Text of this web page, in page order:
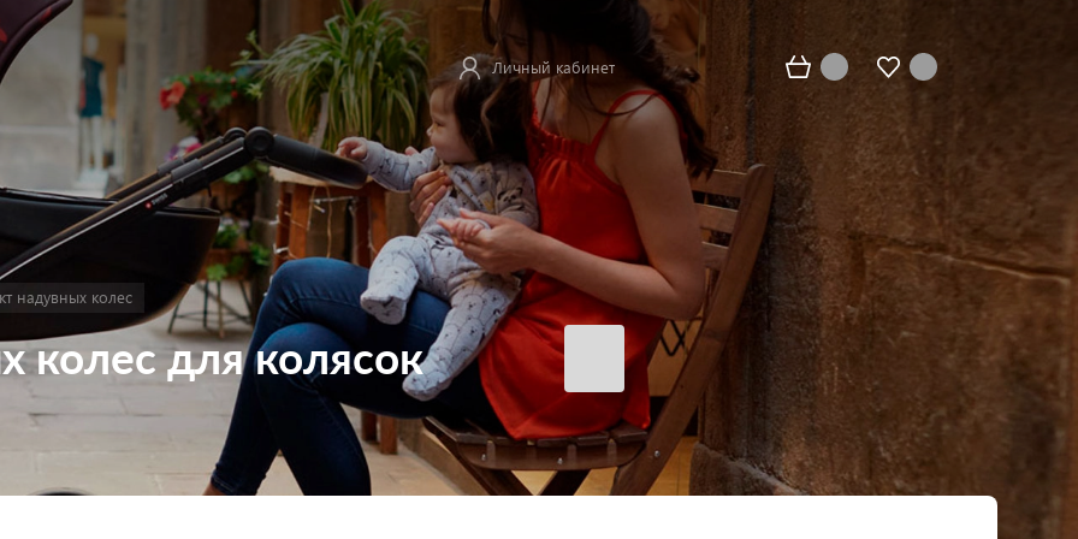
Личный кабинет
надувных колес
колес для колясок